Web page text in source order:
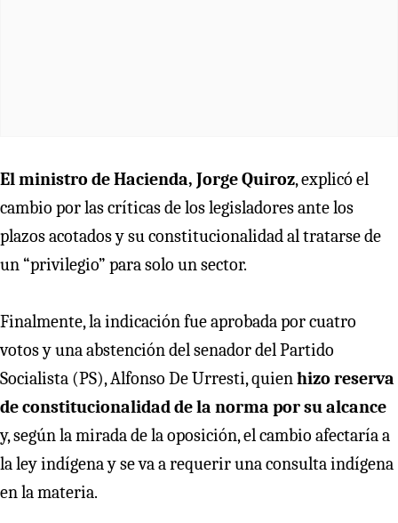
El ministro de Hacienda, Jorge Quiroz, explicó el
cambio por las críticas de los legisladores ante los
plazos acotados y su constitucionalidad al tratarse de
un “privilegio” para solo un sector.
Finalmente, la indicación fue aprobada por cuatro
votos y una abstención del senador del Partido
Socialista (PS), Alfonso De Urresti, quienhizo reserva
de constitucionalidad de la norma por su alcance
y, según la mirada de la oposición, el cambio afectaría a
la ley indígena y se va a requerir una consulta indígena
en la materia.